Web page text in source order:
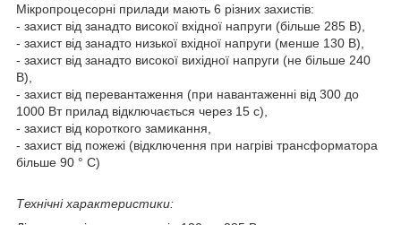
Мікропроцесорні прилади мають 6 різних захистів:
- захист від занадто високої вхідної напруги (більше 285 В),
- захист від занадто низької вхідної напруги (менше 130 В),
- захист від занадто високої вихідної напруги (не більше 240
В),
- захист від перевантаження (при навантаженні від 300 до
1000 Вт прилад відключається через 15 с),
- захист від короткого замикання,
- захист від пожежі (відключення при нагріві трансформатора
більше 90 ° С)
Технічні характеристики: